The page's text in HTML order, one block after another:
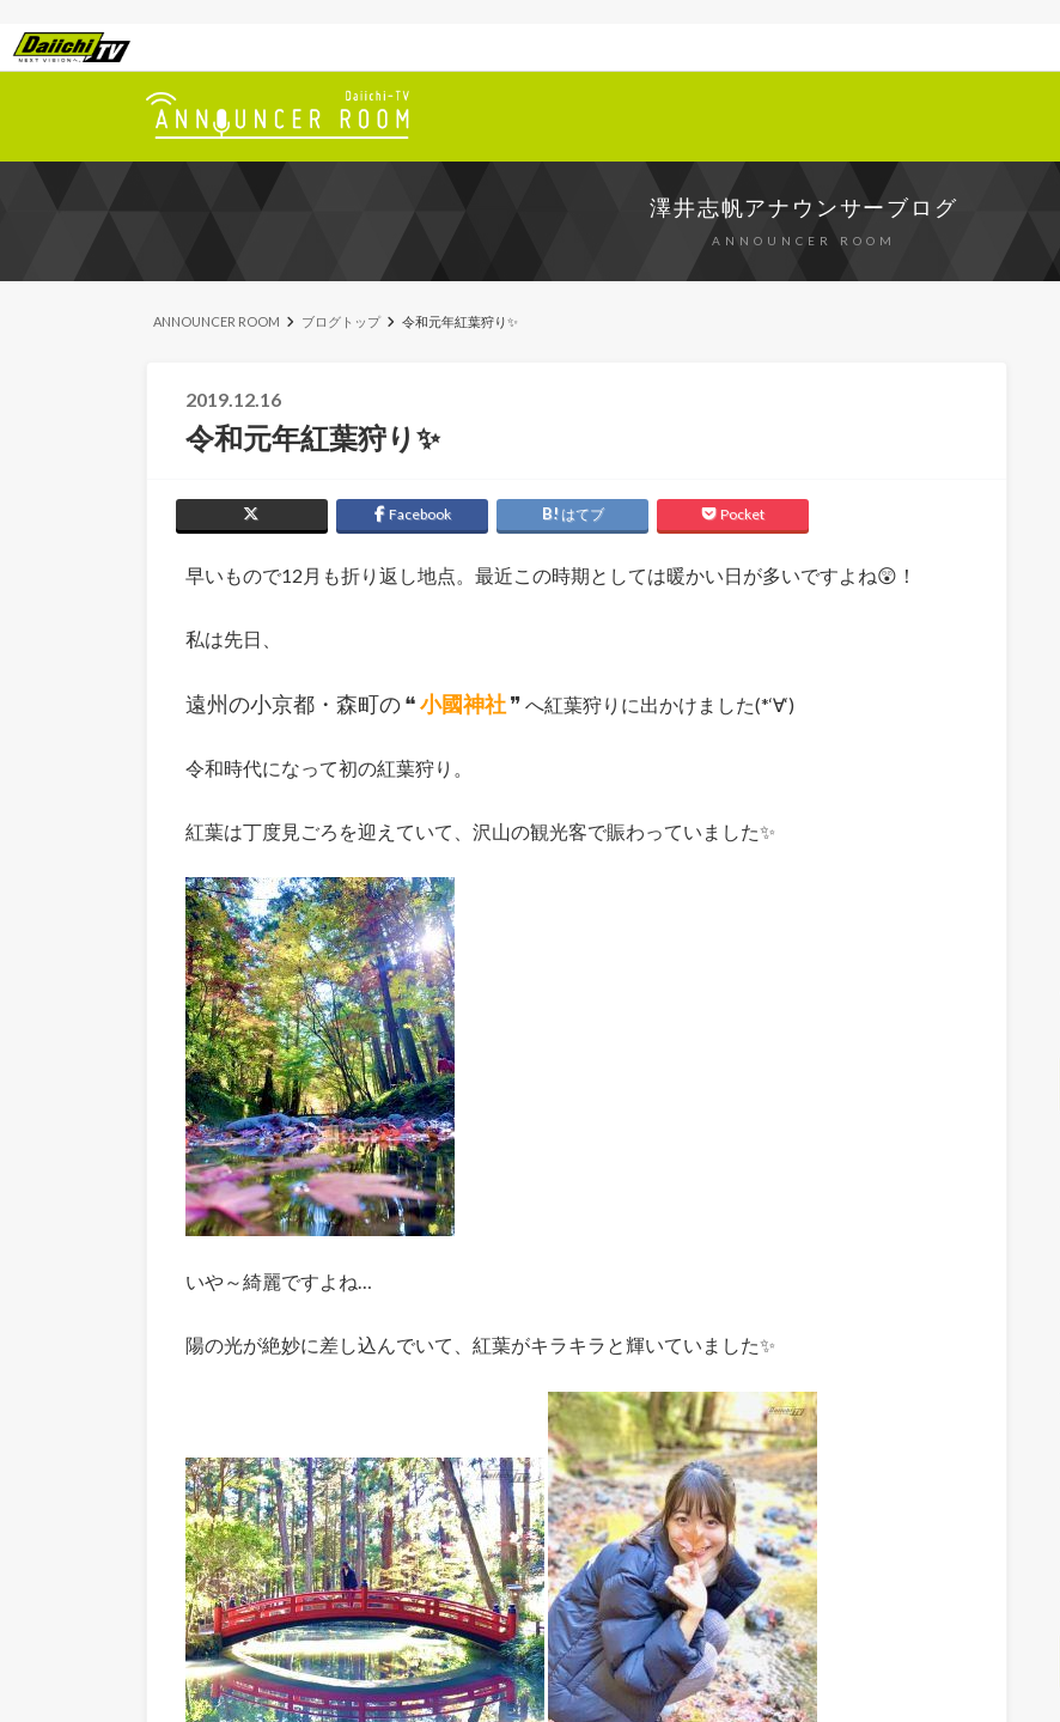
澤井志帆アナウンサーブログ
ANNOUNCER ROOM
ANNOUNCER ROOM ブログトップ 令和元年紅葉狩り✨
2019.12.16
令和元年紅葉狩り✨
Facebook はてブ Pocket
早いもので12月も折り返し地点。最近この時期としては暖かい日が多いですよね😲！
私は先日、
遠州の小京都・森町の ❝小國神社❞ へ紅葉狩りに出かけました(*‘∀‘)
令和時代になって初の紅葉狩り。
紅葉は丁度見ごろを迎えていて、沢山の観光客で賑わっていました✨
いや～綺麗ですよね…
陽の光が絶妙に差し込んでいて、紅葉がキラキラと輝いていました✨